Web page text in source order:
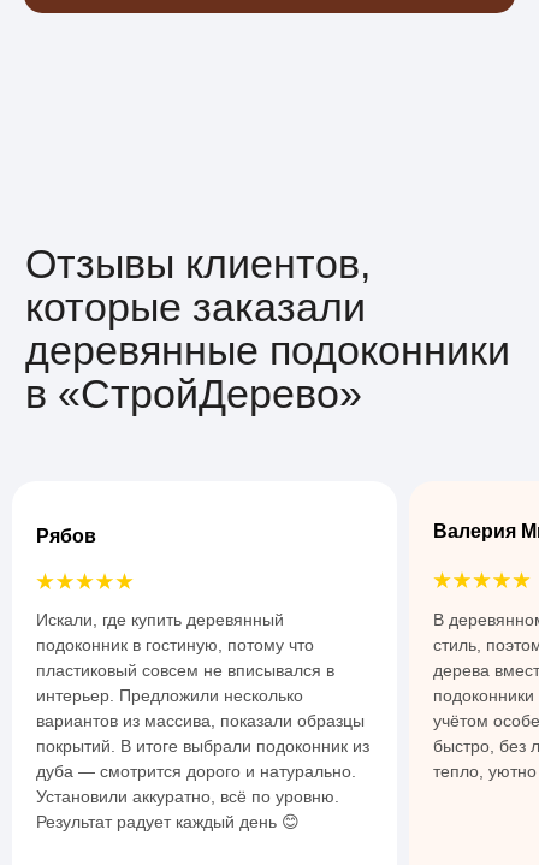
Валерия
В
стиль,
дерева
учётом
быстро, без
тепло,
Рябов
Искали, где купить деревянный
подоконник в гостиную, потому что
пластиковый совсем не вписывался в
интерьер. Предложили несколько
вариантов из массива, показали образцы
покрытий. В итоге выбрали подоконник из
дуба — смотрится дорого и натурально.
Установили аккуратно, всё по уровню.
Результат радует каждый день 😊